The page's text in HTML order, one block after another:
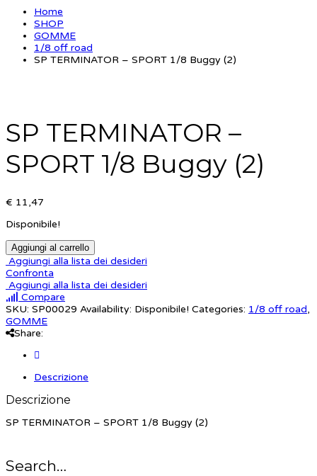
Home
SHOP
GOMME
1/8 off road
SP TERMINATOR – SPORT 1/8 Buggy (2)
SP TERMINATOR –
SPORT 1/8 Buggy (2)
€ 11,47
Disponibile!
Aggiungi al carrello
Aggiungi alla lista dei desideri
Confronta
Aggiungi alla lista dei desideri
Compare
SKU: SP00029 Availability: Disponibile! Categories: 1/8 off road,
GOMME
Share:
Descrizione
Descrizione
SP TERMINATOR – SPORT 1/8 Buggy (2)
Search…